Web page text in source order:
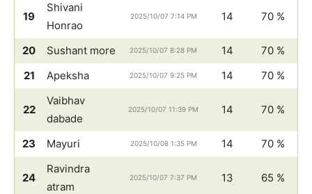
19
Shivani
Honrao
2025/10/07 7:14 PM 14 70 %
20 Sushant more 2025/10/07 8:28 PM 14
70 %
21
Apeksha 2025/10/07 9:25 PM 14 70 %
22
Vaibhav
dabade
2025/10/07 11:39 PM 14 70 %
23 Mayuri 2025/10/08 1:35 PM 14 70 %
24
Ravindra
atram
2025/10/07 7:37 PM 13 65 %